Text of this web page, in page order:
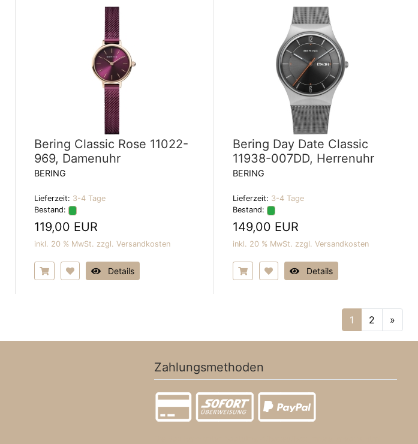
Bering Classic Rose 11022-
969, Damenuhr
BERING
Lieferzeit: 3-4 Tage
Bestand:
119,00 EUR
inkl. 20 % MwSt. zzgl. Versandkosten
Details
Bering Day Date Classic
11938-007DD, Herrenuhr
BERING
Lieferzeit: 3-4 Tage
Bestand:
149,00 EUR
inkl. 20 % MwSt. zzgl. Versandkosten
Details
1 2 »
Zahlungsmethoden